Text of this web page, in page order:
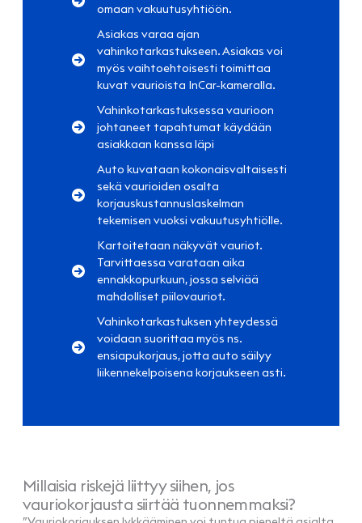
omaan vakuutusyhtiöön.
Asiakas varaa ajan
vahinkotarkastukseen. Asiakas voi
myös vaihtoehtoisesti toimittaa
kuvat vaurioista InCar-kameralla.
Vahinkotarkastuksessa vaurioon
johtaneet tapahtumat käydään
asiakkaan kanssa läpi
Auto kuvataan kokonaisvaltaisesti
sekä vaurioiden osalta
korjauskustannuslaskelman
tekemisen vuoksi vakuutusyhtiölle.
Kartoitetaan näkyvät vauriot.
Tarvittaessa varataan aika
ennakkopurkuun, jossa selviää
mahdolliset piilovauriot.
Vahinkotarkastuksen yhteydessä
voidaan suorittaa myös ns.
ensiapukorjaus, jotta auto säilyy
liikennekelpoisena korjaukseen asti.
Millaisia riskejä liittyy siihen, jos
vauriokorjausta siirtää tuonnemmaksi?